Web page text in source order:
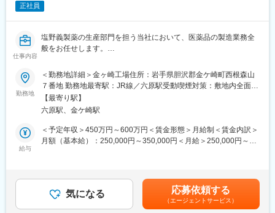
指導いたしますので、安心して就業できます。
■工場について：
奥州市江刺工業団地に２つの工場を有し、製造を行っておりま
す。
力、経験を発揮できる会社です。
裁断・溶着・縫製に関わる充実した設備を有し、高い生産能力を
誇っており、生産から出荷までの一連業務を担っています。
・生産本部（奥州第1工場もしくは奥州第2工場）
・全社的に残業をする風土ではなく、1人1人が効率的に業務遂行
する意識が高いため、残業削減につながっています。
正社員
仕事内容
塩野義製薬の生産部門を担う当社において、医薬品の製造業務全
般をお任せします。
■職務詳細 ※配属先は面接後に決定いたします
◆金ケ崎工場（製造第二）
・抗生剤の原薬・中間体の製造
┗合成（反応）→抽出／濃縮→晶析→分離→乾燥の製造作業
一連のプロセスについてチーム単位でオペレーションしていただ
き原薬まで導きます。
・PTP・SP・瓶等の個包装作業
※金ケ崎工場製造第四では抗生物質を扱っています。
勤務地
＜勤務地詳細＞金ヶ崎工場住所：岩手県胆沢郡金ケ崎町西根森山
７番地 勤務地最寄駅：JR線／六原駅受動喫煙対策：敷地内全面禁
煙変更の範囲：会社の定める事業所
【最寄り駅】
六原駅、金ケ崎駅
給与
＜予定年収＞450万円～600万円＜賃金形態＞月給制＜賃金内訳＞
月額（基本給）：250,000円～350,000円＜月給＞250,000円～
スタイル手当、時間外手当、交替勤務手当他賃金はあくまでも目
安の金額であり、選考を通じて上下する可能性があります。月給
(月額)は固定手当を含めた表記です。
気になる 応募依頼する
（エージェントサービス）